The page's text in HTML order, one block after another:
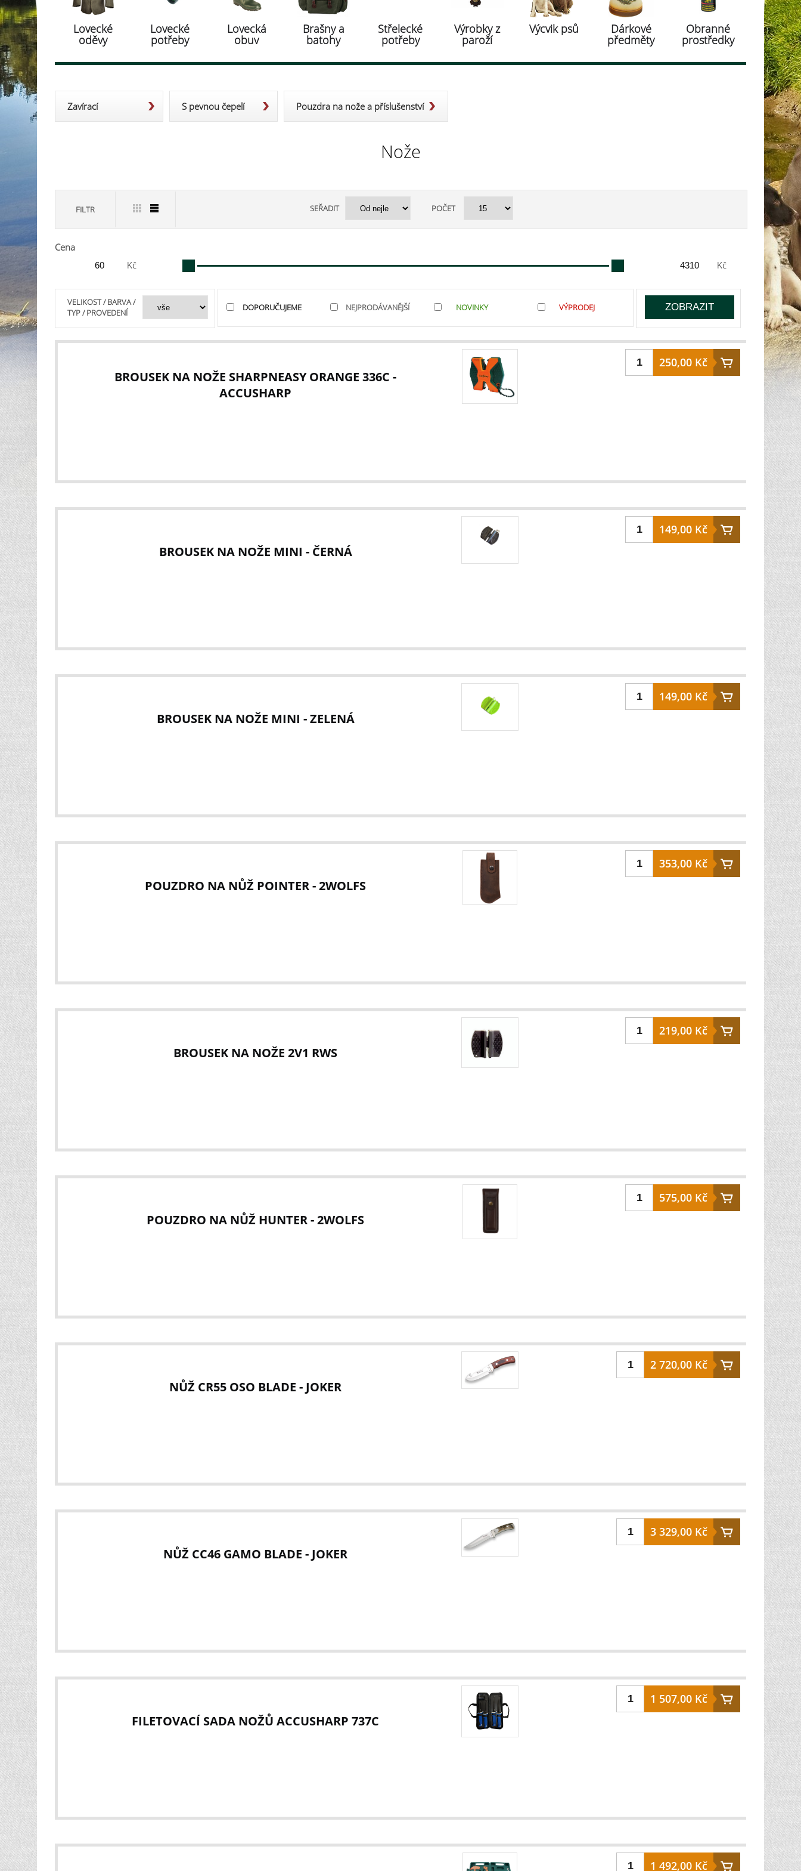
Lovecké
oděvy
Lovecké
potřeby
Lovecká
obuv
Brašny a
batohy
Střelecké
potřeby
Výrobky z
paroží
Výcvik psů Dárkové
předměty
Obranné
prostředky
Zavírací S pevnou čepelí Pouzdra na nože a příslušenství
Nože
FILTR SEŘADIT POČET
Cena
Kč
Kč
VELIKOST / BARVA /
TYP / PROVEDENÍ
DOPORUČUJEME NEJPRODÁVANĚJŠÍ NOVINKY VÝPRODEJ
BROUSEK NA NOŽE SHARPNEASY ORANGE 336C -
ACCUSHARP
250,00 Kč
BROUSEK NA NOŽE MINI - ČERNÁ
149,00 Kč
BROUSEK NA NOŽE MINI - ZELENÁ
149,00 Kč
POUZDRO NA NŮŽ POINTER - 2WOLFS
353,00 Kč
BROUSEK NA NOŽE 2V1 RWS
219,00 Kč
POUZDRO NA NŮŽ HUNTER - 2WOLFS
575,00 Kč
NŮŽ CR55 OSO BLADE - JOKER
2 720,00 Kč
NŮŽ CC46 GAMO BLADE - JOKER
3 329,00 Kč
FILETOVACÍ SADA NOŽŮ ACCUSHARP 737C
1 507,00 Kč
1 492,00 Kč